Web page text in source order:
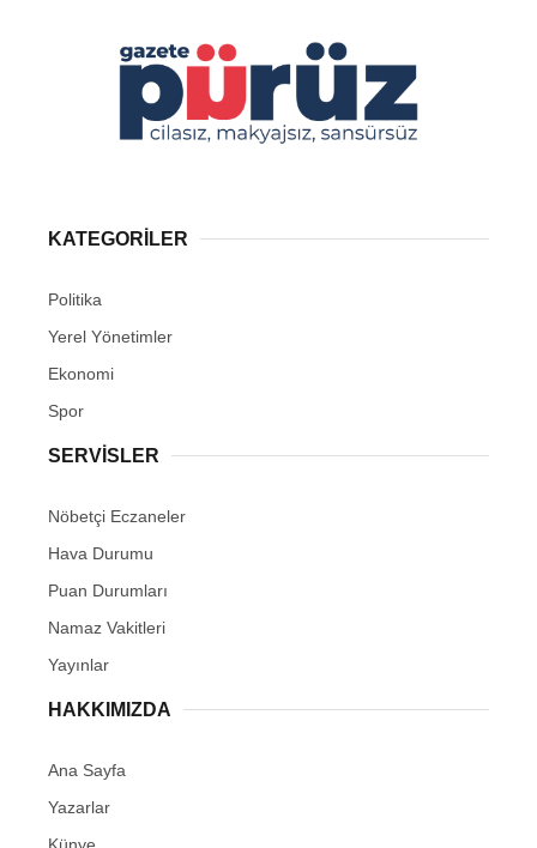
KATEGORİLER
Politika
Yerel Yönetimler
Ekonomi
Spor
SERVİSLER
Nöbetçi Eczaneler
Hava Durumu
Puan Durumları
Namaz Vakitleri
Yayınlar
HAKKIMIZDA
Ana Sayfa
Yazarlar